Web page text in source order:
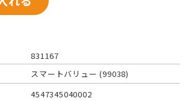
831167
スマートバリュー (99038)
4547345040002